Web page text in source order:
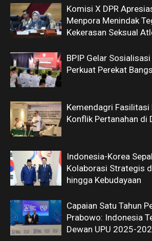
Komisi X DPR
Menpora Menindak
Kekerasan Seksual
BPIP Gelar
Perkuat Perekat
Kemendagri Fasilitasi
Konflik Pertanahan di
Indonesia-Korea
Kolaborasi Strategis
hingga Kebudayaan
Capaian Satu Tahun
Prabowo: Indonesia
Dewan UPU 2025-